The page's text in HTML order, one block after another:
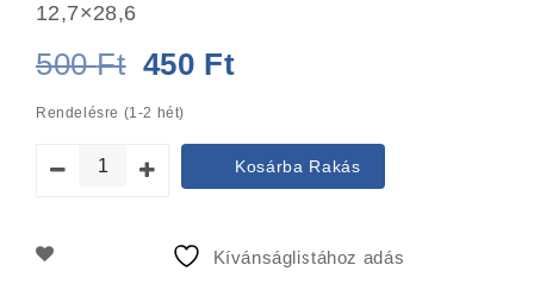
12,7×28,6
500Ft Original
price
was:
500 Ft.
450 Ft
is:
450 Ft.
Rendelésre (1-2 hét)
Kosárba Rakás
Kívánságlistához adás